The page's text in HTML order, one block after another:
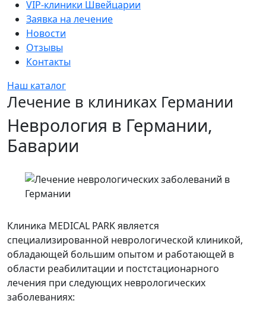
VIP-клиники Швейцарии
Заявка на лечение
Новости
Отзывы
Контакты
Наш каталог
Лечение в клиниках Германии
Неврология в Германии,
Баварии
Клиника MEDICAL PARK является
специализированной неврологической клиникой,
обладающей большим опытом и работающей в
области реабилитации и постстационарного
лечения при следующих неврологических
заболеваниях: